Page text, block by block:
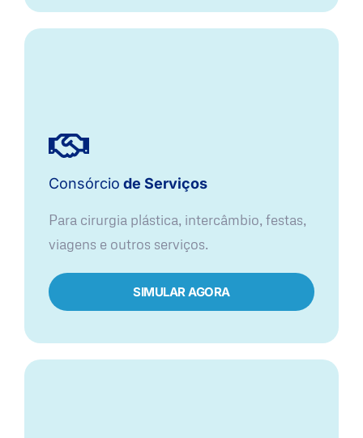
Consórcio de Serviços
Para cirurgia plástica, intercâmbio, festas,
viagens e outros serviços.
SIMULAR AGORA